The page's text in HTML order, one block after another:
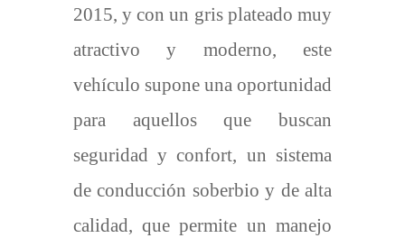
2015, y con un gris plateado muy
atractivo y moderno, este
vehículo supone una oportunidad
para aquellos que buscan
seguridad y confort, un sistema
de conducción soberbio y de alta
calidad, que permite un manejo